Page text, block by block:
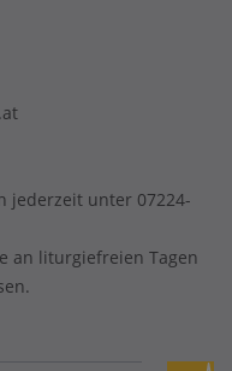
jederzeit unter 07224-
an liturgiefreien Tagen